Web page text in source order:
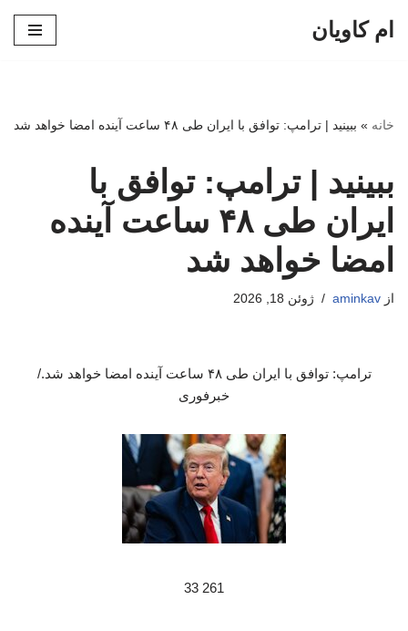
ام کاویان
خانه » ببینید | ترامپ: توافق با ایران طی ۴۸ ساعت آینده امضا خواهد شد
ببینید | ترامپ: توافق با
ایران طی ۴۸ ساعت آینده
امضا خواهد شد
از aminkav ژوئن 18, 2026
ترامپ: توافق با ایران طی ۴۸ ساعت آینده امضا خواهد شد./
خبرفوری
261 33